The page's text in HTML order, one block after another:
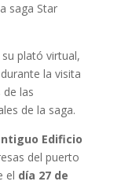
saga Star
plató virtual,
la visita
las
de la saga.
Edificio
del puerto
el día 27 de